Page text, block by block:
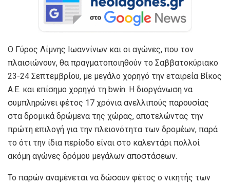
Ο Γύρος Λίμνης Ιωαννίνων και οι αγώνες, που τον
πλαισιώνουν, θα πραγματοποιηθούν το Σαββατοκύριακο
23-24 Σεπτεμβρίου, με μεγάλο χορηγό την εταιρεία Βίκος
Α.Ε. και επίσημο χορηγό τη bwin. Η διοργάνωση να
συμπληρώνει φέτος 17 χρόνια ανελλιπούς παρουσίας
στα δρομικά δρώμενα της χώρας, αποτελώντας την
πρώτη επιλογή για την πλειονότητα των δρομέων, παρά
το ότι την ίδια περίοδο είναι στο καλεντάρι πολλοί
ακόμη αγώνες δρόμου μεγάλων αποστάσεων.
Το παρών αναμένεται να δώσουν φέτος ο νικητής των